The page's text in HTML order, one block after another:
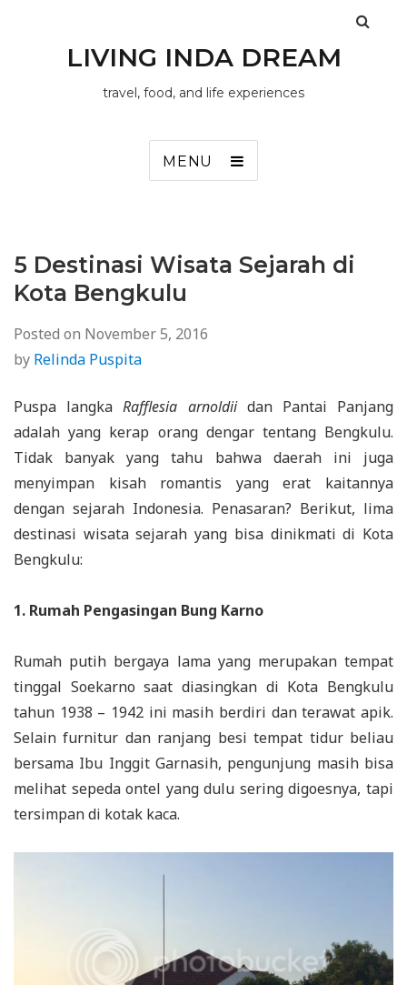
LIVING INDA DREAM
travel, food, and life experiences
MENU
5 Destinasi Wisata Sejarah di
Kota Bengkulu
Posted on November 5, 2016
by Relinda Puspita
Puspa langkaRafflesia arnoldiidan Pantai Panjang
adalah yang kerap orang dengar tentang Bengkulu.
Tidak banyak yang tahu bahwa daerah ini juga
menyimpan kisah romantis yang erat kaitannya
dengan sejarah Indonesia. Penasaran? Berikut, lima
destinasi wisata sejarah yang bisa dinikmati di Kota
Bengkulu:
1. Rumah Pengasingan Bung Karno
Rumah putih bergaya lama yang merupakan tempat
tinggal Soekarno saat diasingkan di Kota Bengkulu
tahun 1938 – 1942 ini masih berdiri dan terawat apik.
Selain furnitur dan ranjang besi tempat tidur beliau
bersama Ibu Inggit Garnasih, pengunjung masih bisa
melihat sepeda ontel yang dulu sering digoesnya, tapi
tersimpan di kotak kaca.